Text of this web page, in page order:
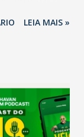
também
do 13º
já que o
anos recentes.
LEIA MAIS »